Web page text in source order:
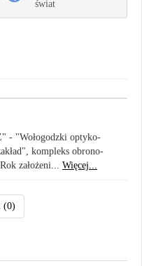
świat
- "Wołogodzki optyko-
kompleks obrono-
założeni... Więcej...
(0)